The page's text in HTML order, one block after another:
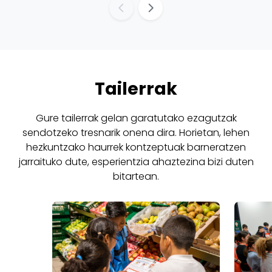
Tailerrak
Gure tailerrak gelan garatutako ezagutzak
sendotzeko tresnarik onena dira. Horietan, lehen
hezkuntzako haurrek kontzeptuak barneratzen
jarraituko dute, esperientzia ahaztezina bizi duten
bitartean.